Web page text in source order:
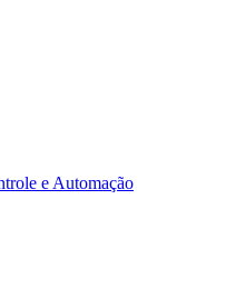
e Automação